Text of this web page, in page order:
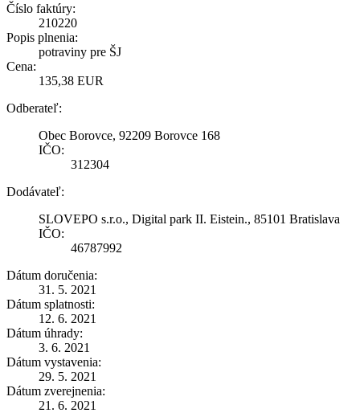
Číslo faktúry:
210220
Popis plnenia:
potraviny pre ŠJ
Cena:
135,38 EUR
Odberateľ:
Obec Borovce, 92209 Borovce 168
IČO:
312304
Dodávateľ:
SLOVEPO s.r.o., Digital park II. Eistein., 85101 Bratislava
IČO:
46787992
Dátum doručenia:
31. 5. 2021
Dátum splatnosti:
12. 6. 2021
Dátum úhrady:
3. 6. 2021
Dátum vystavenia:
29. 5. 2021
Dátum zverejnenia:
21. 6. 2021